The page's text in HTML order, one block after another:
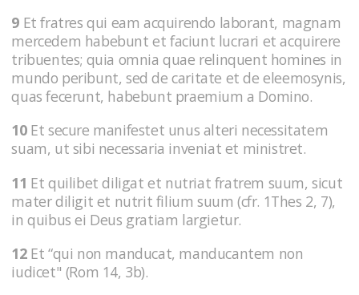
9 Et fratres qui eam acquirendo laborant, magnam
mercedem habebunt et faciunt lucrari et acquirere
tribuentes; quia omnia quae relinquent homines in
mundo peribunt, sed de caritate et de eleemosynis,
quas fecerunt, habebunt praemium a Domino.
10Et secure manifestet unus alteri necessitatem
suam, ut sibi necessaria inveniat et ministret.
11 Et quilibet diligat et nutriat fratrem suum, sicut
mater diligit et nutrit filium suum (cfr. 1Thes 2, 7),
in quibus ei Deus gratiam largietur.
12Et “qui non manducat, manducantem non
iudicet" (Rom 14, 3b).